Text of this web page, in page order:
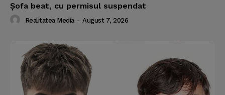
Şofa beat, cu permisul suspendat
Realitatea Media - August 7, 2026